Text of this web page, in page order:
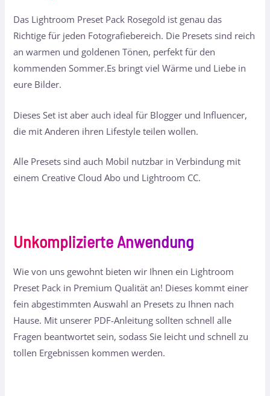
Das Lightroom Preset Pack Rosegold ist genau das
Richtige für jeden Fotografiebereich. Die Presets sind reich
an warmen und goldenen Tönen, perfekt für den
kommenden Sommer.Es bringt viel Wärme und Liebe in
eure Bilder.
Dieses Set ist aber auch ideal für Blogger und Influencer,
die mit Anderen ihren Lifestyle teilen wollen.
Alle Presets sind auch Mobil nutzbar in Verbindung mit
einem Creative Cloud Abo und Lightroom CC.
Unkomplizierte Anwendung
Wie von uns gewohnt bieten wir Ihnen ein Lightroom
Preset Pack in Premium Qualität an! Dieses kommt einer
fein abgestimmten Auswahl an Presets zu Ihnen nach
Hause. Mit unserer PDF-Anleitung sollten schnell alle
Fragen beantwortet sein, sodass Sie leicht und schnell zu
tollen Ergebnissen kommen werden.